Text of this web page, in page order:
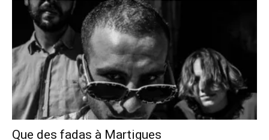
Que des fadas à Martigues